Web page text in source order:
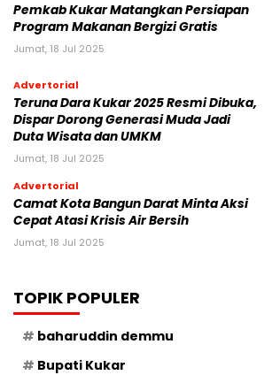
Pemkab Kukar Matangkan Persiapan
Program Makanan Bergizi Gratis
Jumat, 18 Jul 2025
Advertorial
Teruna Dara Kukar 2025 Resmi Dibuka,
Dispar Dorong Generasi Muda Jadi
Duta Wisata dan UMKM
Jumat, 18 Jul 2025
Advertorial
Camat Kota Bangun Darat Minta Aksi
Cepat Atasi Krisis Air Bersih
Jumat, 18 Jul 2025
TOPIK POPULER
baharuddin demmu
Bupati Kukar